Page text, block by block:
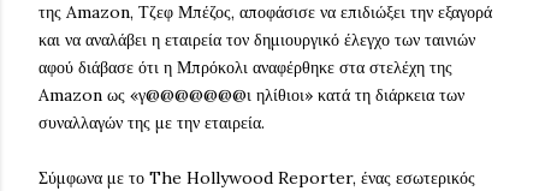
της Amazon, Τζεφ Μπέζος, αποφάσισε να επιδιώξει την εξαγορά
και να αναλάβει η εταιρεία τον δημιουργικό έλεγχο των ταινιών
αφού διάβασε ότι η Μπρόκολι αναφέρθηκε στα στελέχη της
Amazon ως «γ@@@@@@@ι ηλίθιοι» κατά τη διάρκεια των
συναλλαγών της με την εταιρεία.
Σύμφωνα με το The Hollywood Reporter, ένας εσωτερικός